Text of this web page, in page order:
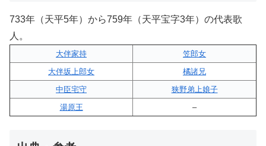
733年（天平5年）から759年（天平宝字3年）の代表歌
人。
大伴家持
笠郎女
大伴坂上郎女
橘諸兄
中臣宅守
狭野弟上娘子
湯原王
–